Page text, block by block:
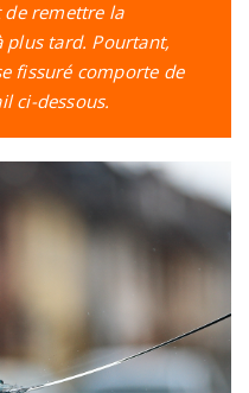
remettre la
plus tard. Pourtant,
fissuré comporte de
ci-dessous.